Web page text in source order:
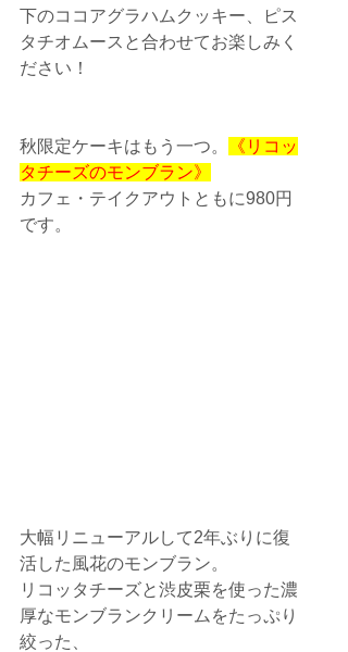
下のココアグラハムクッキー、ピス
タチオムースと合わせてお楽しみく
ださい！
秋限定ケーキはもう一つ。
《リコッ
タチーズのモンブラン》
カフェ・テイクアウトともに980円
です。
大幅リニューアルして2年ぶりに復
活した風花のモンブラン。
リコッタチーズと渋皮栗を使った濃
厚なモンブランクリームをたっぷり
絞った、